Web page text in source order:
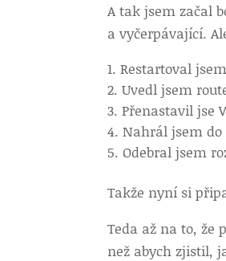
A tak jsem začal
a vyčerpávající.
Restartoval
Uvedl jsem
Přenastavil jse
Nahrál jsem
Odebral jsem
Takže nyní si
Teda až na to, že
než abych zjistil,